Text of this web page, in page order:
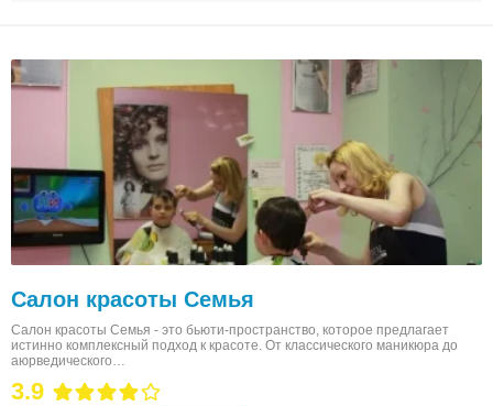
Салон красоты Семья
Салон красоты Семья - это бьюти-пространство, которое предлагает
истинно комплексный подход к красоте. От классического маникюра до
аюрведического…
3.9